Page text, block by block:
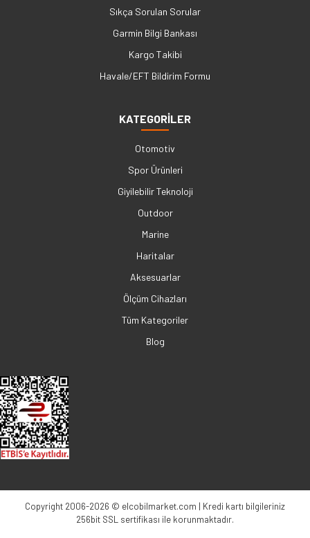
Sıkça Sorulan Sorular
Garmin Bilgi Bankası
Kargo Takibi
Havale/EFT Bildirim Formu
KATEGORİLER
Otomotiv
Spor Ürünleri
Giyilebilir Teknoloji
Outdoor
Marine
Haritalar
Aksesuarlar
Ölçüm Cihazları
Tüm Kategoriler
Blog
Copyright 2006-2026 © elcobilmarket.com | Kredi kartı bilgileriniz
256bit SSL sertifikası ile korunmaktadır.